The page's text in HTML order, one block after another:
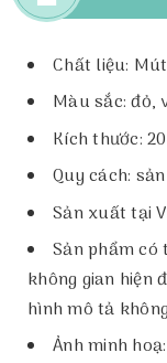
Chất liệu:
Màu sắc: đỏ,
Kích thước:
Quy cách:
Sản xuất tại
Sản phẩm
không gian hiện
hình mô tả
Ảnh minh hoạ: